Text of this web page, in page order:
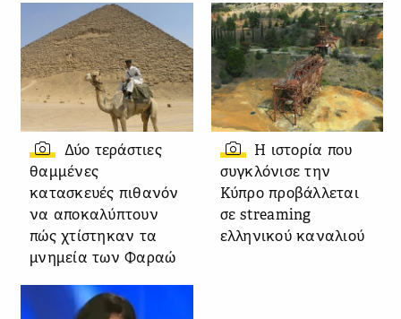
Δύο τεράστιες
θαμμένες
κατασκευές πιθανόν
να αποκαλύπτουν
πώς χτίστηκαν τα
μνημεία των Φαραώ
Η ιστορία που
συγκλόνισε την
Κύπρο προβάλλεται
σε streaming
ελληνικού καναλιού